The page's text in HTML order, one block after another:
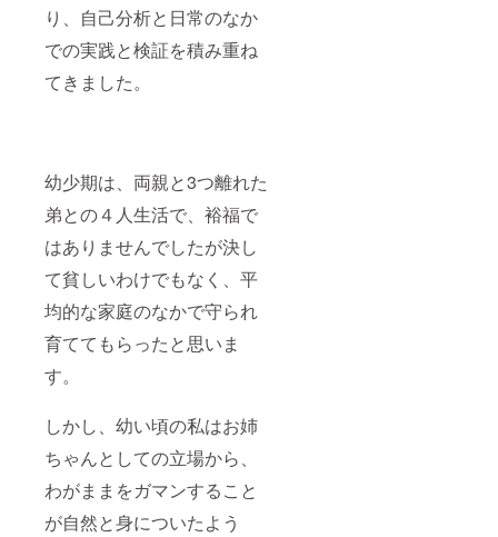
り、自己分析と日常のなか
での実践と検証を積み重ね
てきました。
幼少期は、両親と3つ離れた
弟との４人生活で、裕福で
はありませんでしたが決し
て貧しいわけでもなく、平
均的な家庭のなかで守られ
育ててもらったと思いま
す。
しかし、幼い頃の私はお姉
ちゃんとしての立場から、
わがままをガマンすること
が自然と身についたよう